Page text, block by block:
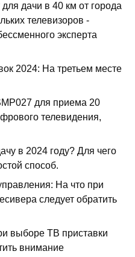
дачи в 40 км от города
телевизоров -
эксперта
2024: На третьем месте
для приема 20
телевидения,
в 2024 году? Для чего
способ.
На что при
следует обратить
выборе ТВ приставки
внимание